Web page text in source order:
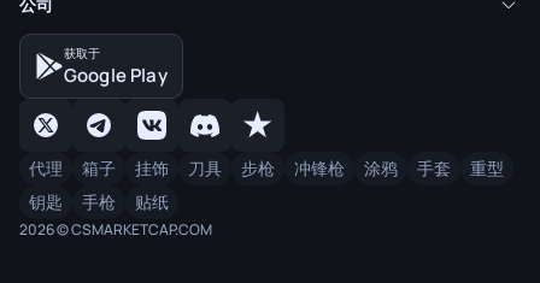
获取于
Google Play
代理 箱子 挂饰 刀具 步枪 冲锋枪 涂鸦 手套
重型
钥匙
手枪 贴纸
2026 © CSMARKETCAP.COM